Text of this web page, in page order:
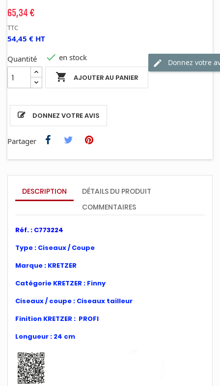
65,34 €
TTC
54,45 € HT
Quantité
 AJOUTER AU PANIER
 en stock
DONNEZ VOTRE AVIS
Donnez votre
Partager
DESCRIPTION
DÉTAILS DU PRODUIT
COMMENTAIRES
Réf. : C773224
Type : Ciseaux / Coupe
Marque : KRETZER
Catégorie KRETZER : Finny
Ciseaux / coupe : Ciseaux tailleur
Finition KRETZER : PROFI
Longueur : 24 cm